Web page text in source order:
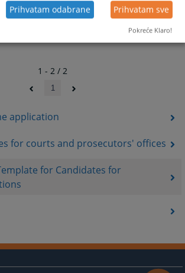
application
for courts and prosecutors' offices
for Candidates for
1 - 2 / 2
1
Prihvatam odabrane Prihvatam sve
Pokreće Klaro!